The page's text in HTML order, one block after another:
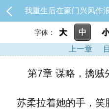
字体： 大 中 小
上一章
第7章 谋略，擒贼
苏柔拉着她的手，笑